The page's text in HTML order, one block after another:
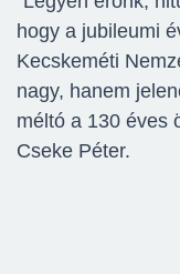
hogy a jubileumi
Kecskeméti
nagy, hanem
méltó a 130 éves
Cseke Péter.